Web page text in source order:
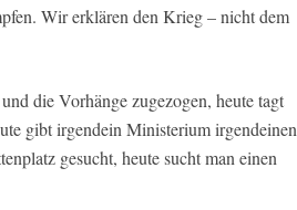
Wir erklären den Krieg – nicht dem
die Vorhänge zugezogen, heute tagt
gibt irgendein Ministerium irgendeinen
gesucht, heute sucht man einen